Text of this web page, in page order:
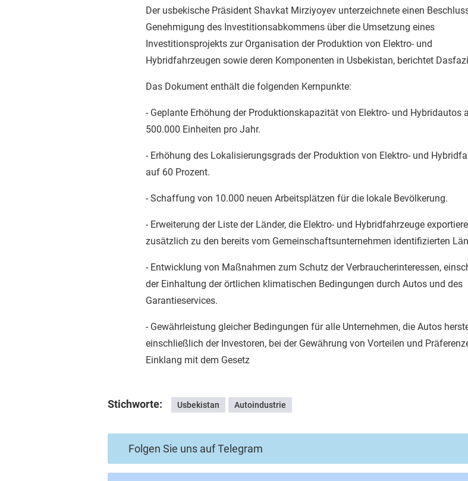
Der usbekische Präsident Shavkat Mirziyoyev unterzeichnete einen
Genehmigung des Investitionsabkommens über die Umsetzung eines
Investitionsprojekts zur Organisation der Produktion von Elektro- und
Hybridfahrzeugen sowie deren Komponenten in Usbekistan, berichtet
Das Dokument enthält die folgenden Kernpunkte:
- Geplante Erhöhung der Produktionskapazität von Elektro- und Hybridautos
500.000 Einheiten pro Jahr.
- Erhöhung des Lokalisierungsgrads der Produktion von Elektro- und
auf 60 Prozent.
- Schaffung von 10.000 neuen Arbeitsplätzen für die lokale Bevölkerung.
- Erweiterung der Liste der Länder, die Elektro- und Hybridfahrzeuge
zusätzlich zu den bereits vom Gemeinschaftsunternehmen identifizierten
- Entwicklung von Maßnahmen zum Schutz der Verbraucherinteressen,
der Einhaltung der örtlichen klimatischen Bedingungen durch Autos und des
Garantieservices.
- Gewährleistung gleicher Bedingungen für alle Unternehmen, die Autos
einschließlich der Investoren, bei der Gewährung von Vorteilen und
Einklang mit dem Gesetz
Stichworte: Usbekistan Autoindustrie
Folgen Sie uns auf Telegram